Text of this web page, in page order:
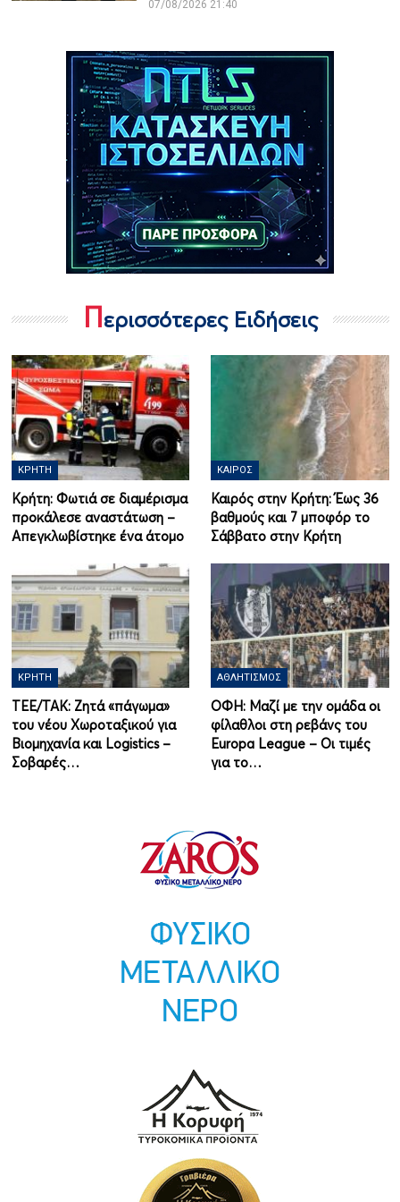
07/08/2026 21:40
Περισσότερες Ειδήσεις
ΚΡΉΤΗ
Κρήτη: Φωτιά σε διαμέρισμα
προκάλεσε αναστάτωση –
Απεγκλωβίστηκε ένα άτομο
ΚΑΙΡΌΣ
Καιρός στην Κρήτη: Έως 36
βαθμούς και 7 μποφόρ το
Σάββατο στην Κρήτη
ΚΡΉΤΗ
ΤΕΕ/ΤΑΚ: Ζητά «πάγωμα»
του νέου Χωροταξικού για
Βιομηχανία και Logistics –
Σοβαρές…
ΑΘΛΗΤΙΣΜΌΣ
ΟΦΗ: Μαζί με την ομάδα οι
φίλαθλοι στη ρεβάνς του
Europa League – Οι τιμές
για το…